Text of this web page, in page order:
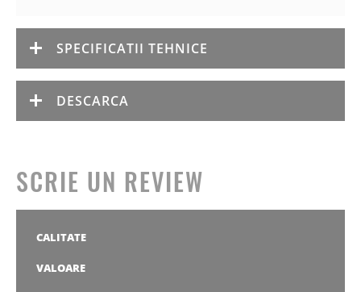
SPECIFICATII TEHNICE
DESCARCA
SCRIE UN REVIEW
CALITATE
stea
stele
stele
stele
stele
VALOARE